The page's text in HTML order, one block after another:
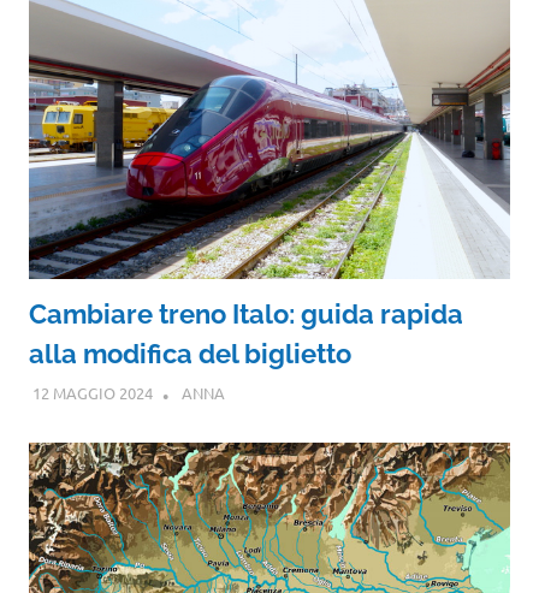
Cambiare treno Italo: guida rapida
alla modifica del biglietto
12 MAGGIO 2024 ANNA